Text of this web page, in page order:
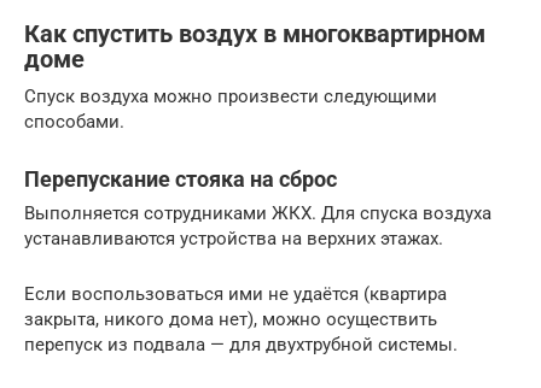
Как спустить воздух в многоквартирном
доме
Спуск воздуха можно произвести следующими
способами.
Перепускание стояка на сброс
Выполняется сотрудниками ЖКХ. Для спуска воздуха
устанавливаются устройства на верхних этажах.
Если воспользоваться ими не удаётся (квартира
закрыта, никого дома нет), можно осуществить
перепуск из подвала — для двухтрубной системы.